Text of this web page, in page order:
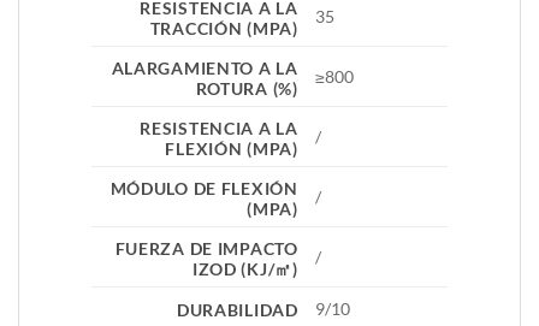
RESISTENCIA A LA
TRACCIÓN (MPA)
35
ALARGAMIENTO A LA
ROTURA (%)
≥800
RESISTENCIA A LA
FLEXIÓN (MPA)
/
MÓDULO DE FLEXIÓN
(MPA)
/
FUERZA DE IMPACTO
IZOD (KJ/㎡)
/
DURABILIDAD 9/10